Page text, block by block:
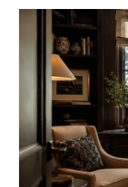
worki papierowe
redukcję
dzisiejszym
Przemysł
zredukować
operacyjną.